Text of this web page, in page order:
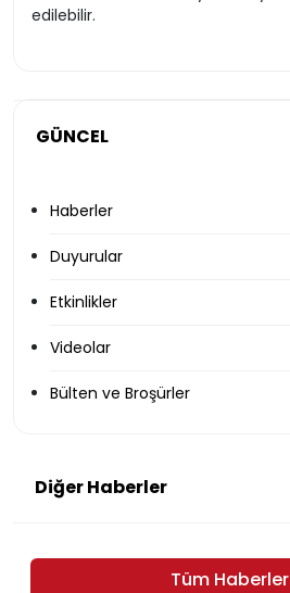
GÜNCEL
Haberler
Duyurular
Etkinlikler
Videolar
Bülten ve Broşürler
edilebilir.
Diğer Haberler
Tüm Haberler